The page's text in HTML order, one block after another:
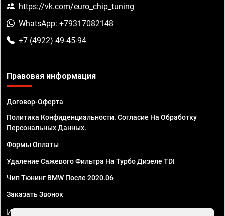
https://vk.com/euro_chip_tuning
WhatsApp: +79317082148
+7 (4922) 49-45-94
Правовая информация
Договор-Оферта
Политика Конфиденциальности. Согласие На Обработку
Персональных Данных.
Формы Оплаты
Удаление Сажевого Фильтра На Турбо Дизеле TDI
Чип Тюнинг BMW После 2020.06
Заказать Звонок
ИП Смирнов Георгий Павлович. ИНН 781302555843,